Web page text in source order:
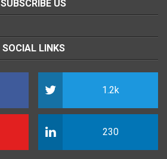
SUBSCRIBE US
SOCIAL LINKS
1.2k
230